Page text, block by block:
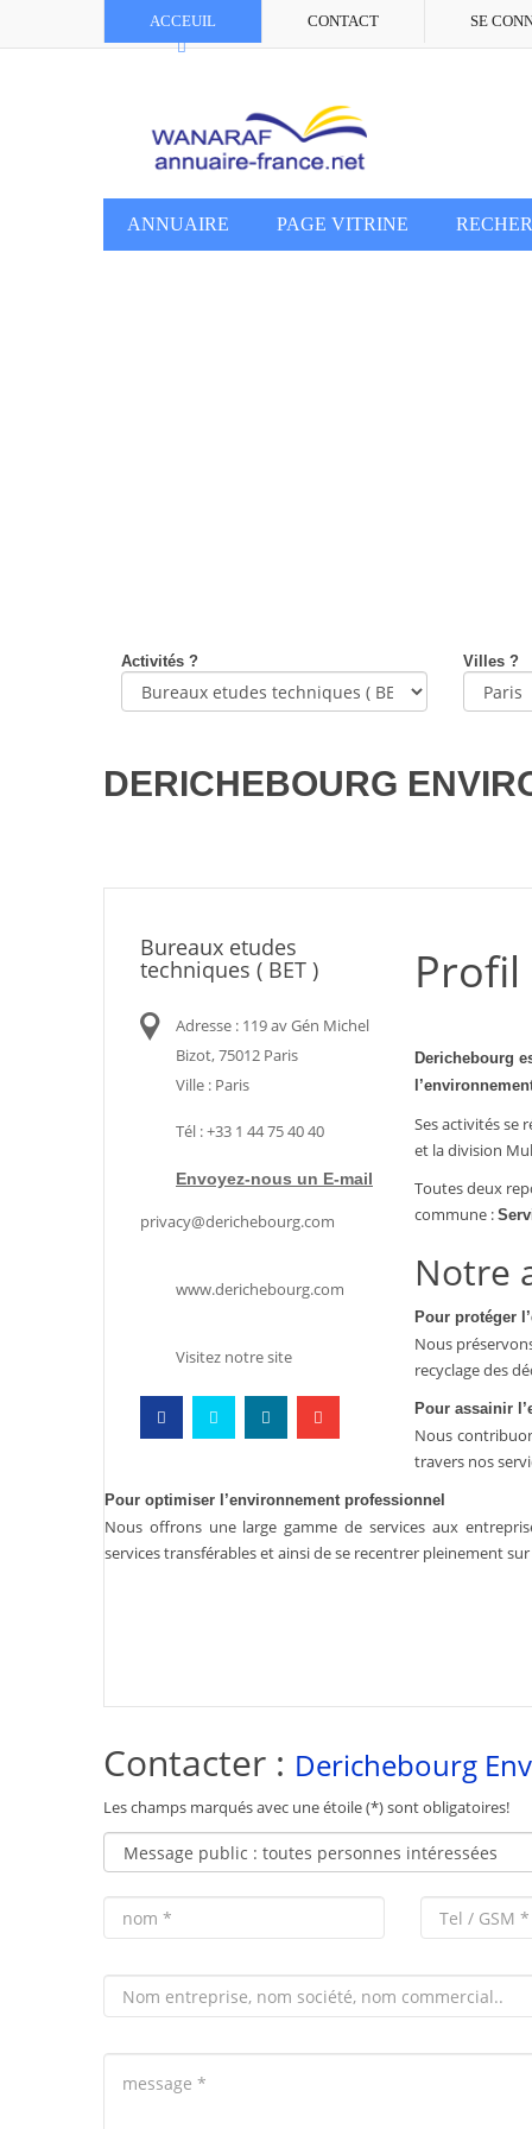
ACCEUIL CONTACT SE
ANNUAIRE PAGE VITRINE
Activités ? Villes ?
DERICHEBOURG
Bureaux etudes
techniques ( BET )
Adresse : 119 av Gén Michel
Bizot, 75012 Paris
Ville : Paris
Tél : +33 1 44 75 40 40
Envoyez-nous un E-mail
privacy@derichebourg.com
www.derichebourg.com
Visitez notre site
Profil
Derichebourg
Ses activités se
et la division
Toutes deux
commune :
Notre
Pour protéger
Nous
recyclage des
Pour assainir
Nous
travers nos
Pour optimiser l’environnement professionnel
Nous offrons une large gamme de services aux
services transférables et ainsi de se recentrer pleinement
Contacter : Derichebourg
Les champs marqués avec une étoile (*) sont obligatoires!